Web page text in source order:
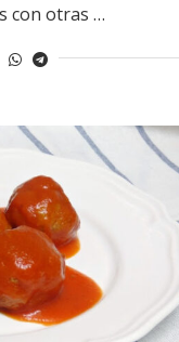
con otras …